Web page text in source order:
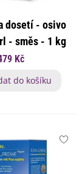
dosetí - osivo
- směs - 1 kg
Kč
do košíku